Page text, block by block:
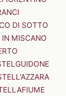
DI SOTTO
MISCANO